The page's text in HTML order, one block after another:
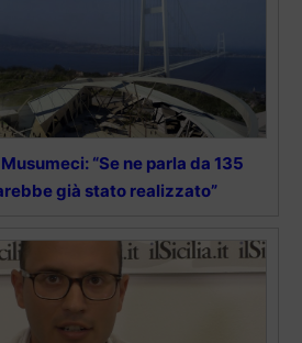
“Se ne parla da 135
già stato realizzato”